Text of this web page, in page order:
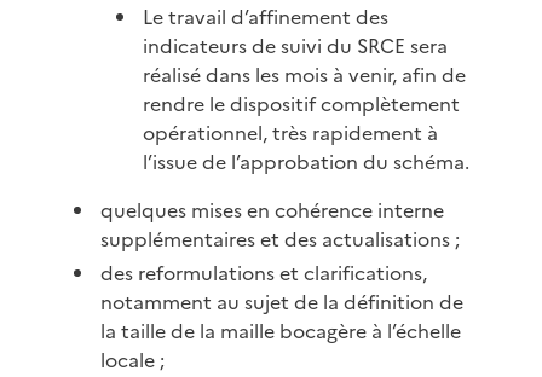
Le travail d’affinement des
indicateurs de suivi du SRCE sera
réalisé dans les mois à venir, afin de
rendre le dispositif complètement
opérationnel, très rapidement à
l’issue de l’approbation du schéma.
quelques mises en cohérence interne
supplémentaires et des actualisations ;
des reformulations et clarifications,
notamment au sujet de la définition de
la taille de la maille bocagère à l’échelle
locale ;